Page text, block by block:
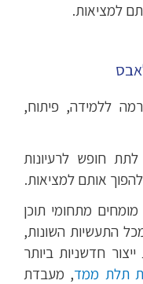
למציאות.
ללמידה, פיתוח,
חופש לרעיונות
אותם למציאות.
מתחומי תוכן
התעשיות השונות,
חדשניות ביותר
תלת ממד, מעבדת